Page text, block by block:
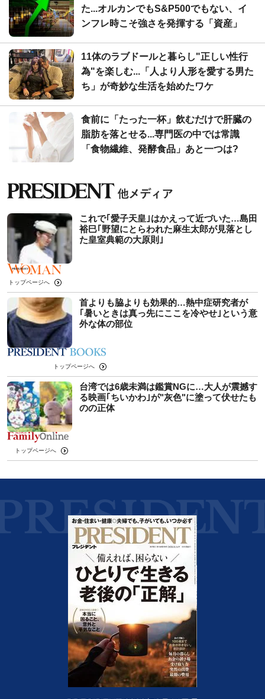
た...オルカンでもS&P500でもない、イ
ンフレ時こそ強さを発揮する「資産」
11体のラブドールと暮らし"正しい性行
為"を楽しむ...「人より人形を愛する男た
ち」が奇妙な生活を始めたワケ
食前に「たった一杯」飲むだけで肝臓の
脂肪を落とせる...専門医の中では常識
「食物繊維、発酵食品」あと一つは?
これで｢愛子天皇｣はかえって近づいた…島田
裕巳｢野望にとらわれた麻生太郎が見落とし
た皇室典範の大原則｣
トップページへ
首よりも脇よりも効果的…熱中症研究者が
｢暑いときは真っ先にここを冷やせ｣という意
外な体の部位
トップページへ
台湾では6歳未満は鑑賞NGに…大人が震撼す
る映画｢ちいかわ｣が"灰色"に塗って伏せたも
のの正体
トップページへ